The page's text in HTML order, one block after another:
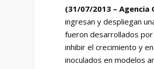
(31/07/2013 –
ingresan y despliegan
fueron desarrollados
inhibir el crecimiento y
inoculados en modelos